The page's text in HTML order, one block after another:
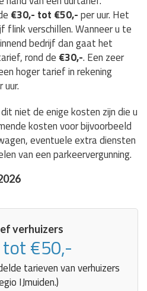
€30,- tot €50,-per uur. Het
flink verschillen. Wanneer u te
bedrijf dan gaat het
rond de €30,-. Een zeer
hoger tarief in rekening
uur.
niet de enige kosten zijn die u
kosten voor bijvoorbeeld
eventuele extra diensten
van een parkeervergunning.
verhuizers
€50,-
tarieven van verhuizers
IJmuiden.)